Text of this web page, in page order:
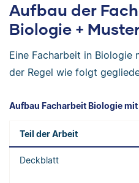
Aufbau der
Biologie +
Eine Facharbeit in Biologie
der Regel wie folgt
Aufbau Facharbeit Biologie
Teil der Arbeit
Deckblatt